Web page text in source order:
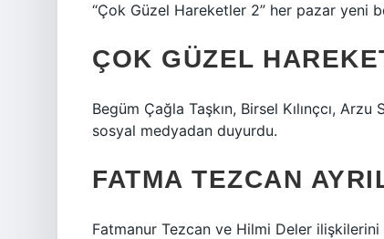
“Çok Güzel Hareketler 2” her pazar yeni
ÇOK GÜZEL
Begüm Çağla Taşkın, Birsel Kılınçcı,
sosyal medyadan duyurdu.
FATMA TEZCAN
Fatmanur Tezcan ve Hilmi Deler ilişkilerini